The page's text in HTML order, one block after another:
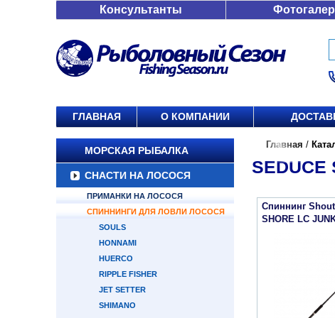
Консультанты
ГЛАВНАЯ О КОМПАНИИ
МОРСКАЯ РЫБАЛКА
СНАСТИ НА ЛОСОСЯ
ПРИМАНКИ НА ЛОСОСЯ
СПИННИНГИ ДЛЯ ЛОВЛИ ЛОСОСЯ
SOULS
HONNAMI
HUERCO
RIPPLE FISHER
JET SETTER
SHIMANO
Главная /
SEDUCE
Спиннинг
SHORE LC